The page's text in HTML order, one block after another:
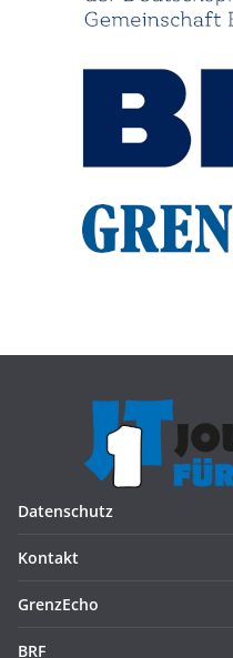
Datenschutz
Kontakt
GrenzEcho
BRF